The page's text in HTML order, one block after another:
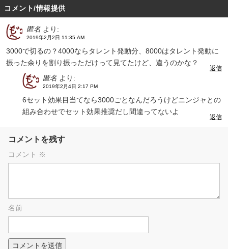
コメント/情報提供
匿名 より:
2019年2月2日 11:35 AM
3000で切るの？4000ならタレント発動分、8000はタレント発動に
振った余りを割り振っただけって見てたけど、違うのかな？
返信
匿名 より:
2019年2月4日 2:17 PM
6セット効果目当てなら3000ごとなんだろうけどニンジャとの
組み合わせでセット効果推奨だし間違ってないよ
返信
コメントを残す
コメント ※
名前